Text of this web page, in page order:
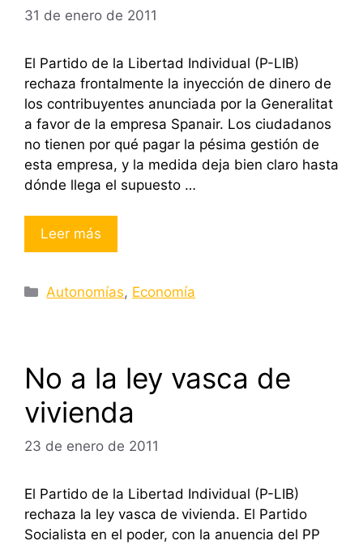
31 de enero de 2011
El Partido de la Libertad Individual (P-LIB)
rechaza frontalmente la inyección de dinero de
los contribuyentes anunciada por la Generalitat
a favor de la empresa Spanair. Los ciudadanos
no tienen por qué pagar la pésima gestión de
esta empresa, y la medida deja bien claro hasta
dónde llega el supuesto …
Leer más
Categorías
Autonomías, Economía
No a la ley vasca de
vivienda
23 de enero de 2011
El Partido de la Libertad Individual (P-LIB)
rechaza la ley vasca de vivienda. El Partido
Socialista en el poder, con la anuencia del PP